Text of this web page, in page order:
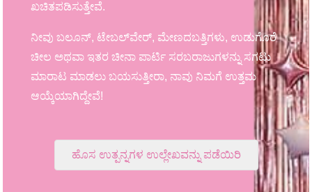
ಖಚಿತಪಡಿಸುತ್ತೇವೆ.
ನೀವು ಬಲೂನ್, ಟೇಬಲ್‌ವೇರ್, ಮೇಣದಬತ್ತಿಗಳು, ಉಡುಗೊರೆ
ಚೀಲ ಅಥವಾ ಇತರ ಚೀನಾ ಪಾರ್ಟಿ ಸರಬರಾಜುಗಳನ್ನು ಸಗಟು
ಮಾರಾಟ ಮಾಡಲು ಬಯಸುತ್ತೀರಾ, ನಾವು ನಿಮಗೆ ಉತ್ತಮ
ಆಯ್ಕೆಯಾಗಿದ್ದೇವೆ!
ಹೊಸ ಉತ್ಪನ್ನಗಳ ಉಲ್ಲೇಖವನ್ನು ಪಡೆಯಿರಿ